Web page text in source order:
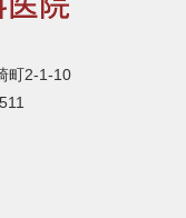
町2-1-10